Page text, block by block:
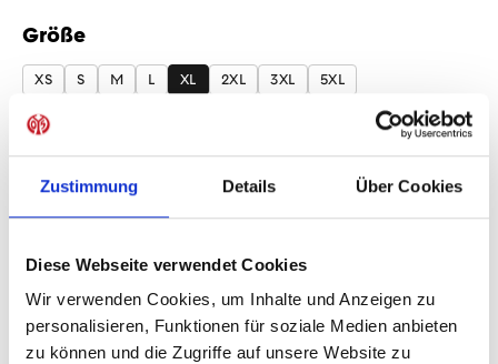
Zustimmung Details Über Cookies
Diese Webseite verwendet Cookies
Wir verwenden Cookies, um Inhalte und Anzeigen zu
personalisieren, Funktionen für soziale Medien anbieten
zu können und die Zugriffe auf unsere Website zu
Größe
auswählen
XS S M L XL 2XL 3XL 5XL
Produkt Anzahl: Gib den gewünschten
Anzahl
Sofort verfügbar, Lieferzeit: 1-3 Tage
IN DEN WARENKORB